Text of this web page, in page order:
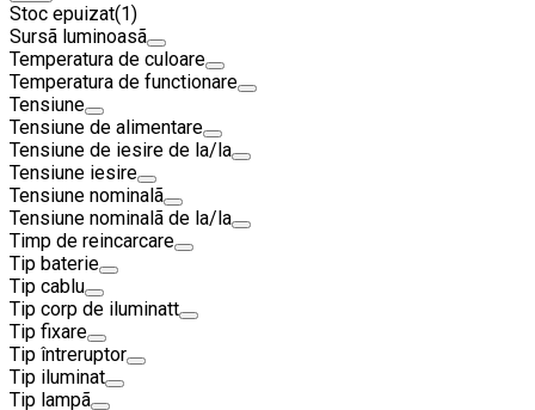
Stoc epuizat(1)
Sursã luminoasã
Temperatura de culoare
Temperatura de functionare
Tensiune
Tensiune de alimentare
Tensiune de iesire de la/la
Tensiune iesire
Tensiune nominalã
Tensiune nominalã de la/la
Timp de reincarcare
Tip baterie
Tip cablu
Tip corp de iluminatt
Tip fixare
Tip întreruptor
Tip iluminat
Tip lampã